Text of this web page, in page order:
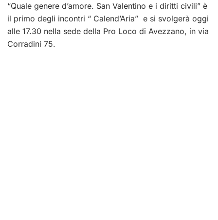
“Quale genere d’amore. San Valentino e i diritti civili” è
il primo degli incontri “ Calend’Aria” e si svolgerà oggi
alle 17.30 nella sede della Pro Loco di Avezzano, in via
Corradini 75.